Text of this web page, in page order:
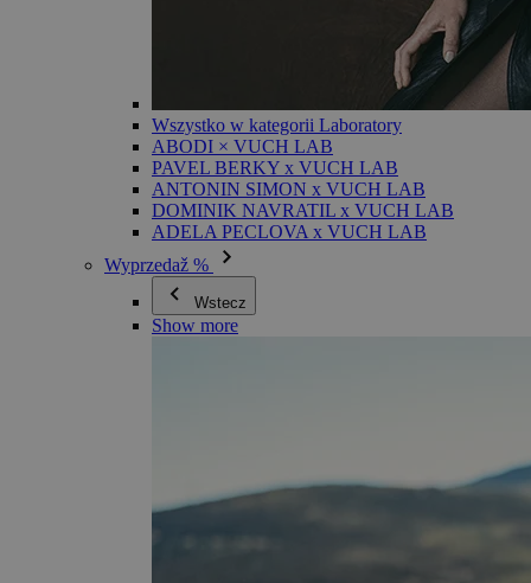
Wszystko w kategorii Laboratory
ABODI × VUCH LAB
PAVEL BERKY x VUCH LAB
ANTONIN SIMON x VUCH LAB
DOMINIK NAVRATIL x VUCH LAB
ADELA PECLOVA x VUCH LAB
Wyprzedaž %
Wstecz
Show more